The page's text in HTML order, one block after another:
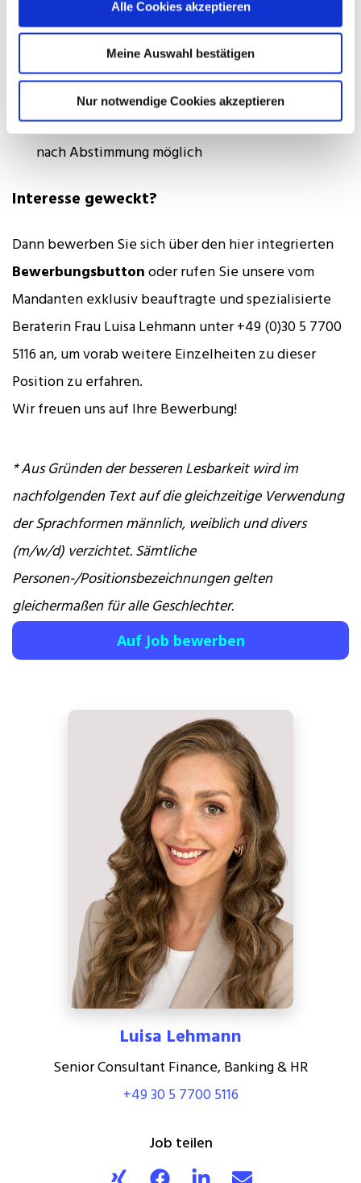
Alle Cookies akzeptieren
Meine Auswahl bestätigen
Nur notwendige Cookies akzeptieren
Individuelle Weiterbildung zur persönlichen
Entwicklung
Professionelles Teamumfeld mit klaren Prozessen
Flexibilität bei der Arbeitszeit und Homeoffice
nach Abstimmung möglich
Interesse geweckt?
Dann bewerben Sie sich über den hier integrierten
Bewerbungsbuttonoder rufen Sie unsere vom
Mandanten exklusiv beauftragte und spezialisierte
Beraterin Frau Luisa Lehmann unter +49 (0)30 5 7700
5116 an, um vorab weitere Einzelheiten zu dieser
Position zu erfahren.
Wir freuen uns auf Ihre Bewerbung!
* Aus Gründen der besseren Lesbarkeit wird im
nachfolgenden Text auf die gleichzeitige Verwendung
der Sprachformen männlich, weiblich und divers
(m/w/d) verzichtet. Sämtliche
Personen-/Positionsbezeichnungen gelten
gleichermaßen für alle Geschlechter.
Auf Job bewerben
Luisa Lehmann
Senior Consultant Finance, Banking & HR
+49 30 5 7700 5116
Job teilen